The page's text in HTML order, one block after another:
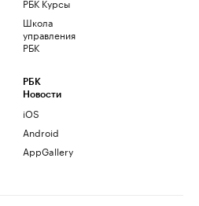
Школа
управления
РБК
РБК
Новости
iOS
Android
AppGallery